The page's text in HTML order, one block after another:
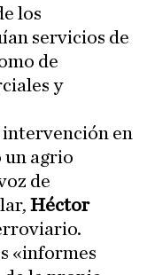
los
servicios de
de
y
intervención en
un agrio
de
Héctor
«informes